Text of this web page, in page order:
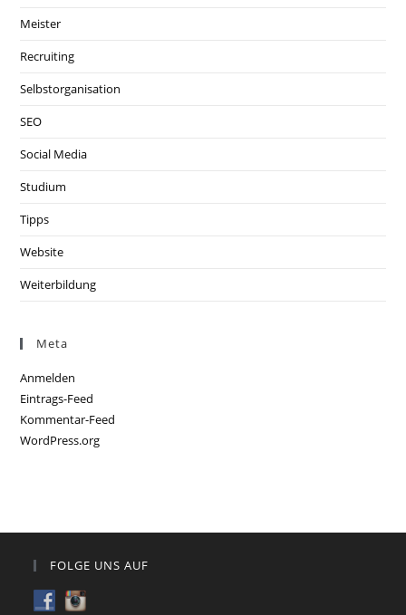
Meister
Recruiting
Selbstorganisation
SEO
Social Media
Studium
Tipps
Website
Weiterbildung
Meta
Anmelden
Eintrags-Feed
Kommentar-Feed
WordPress.org
FOLGE UNS AUF